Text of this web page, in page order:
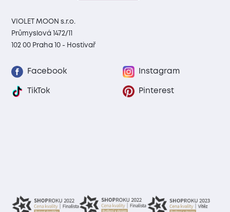
VIOLET MOON s.r.o.
Průmyslová 1472/11
102 00 Praha 10 - Hostivař
Facebook Instagram
TikTok Pinterest